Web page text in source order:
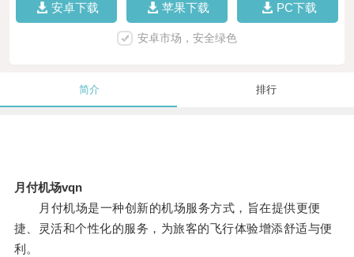
安卓下载 苹果下载 PC下载
安卓市场，安全绿色
简介 排行
月付机场vqn
月付机场是一种创新的机场服务方式，旨在提供更便
捷、灵活和个性化的服务，为旅客的飞行体验增添舒适与便
利。